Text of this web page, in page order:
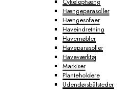
Hængeparasoller
Hængesofaer
Haveindretning
Havemøbler
Haveparasoller
Haveværktøj
Markiser
Planteholdere
Udendørsbålsteder